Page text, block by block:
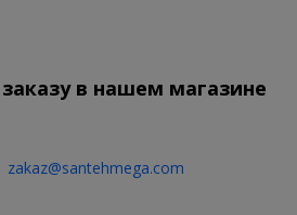
в нашем магазине
zakaz@santehmega.com